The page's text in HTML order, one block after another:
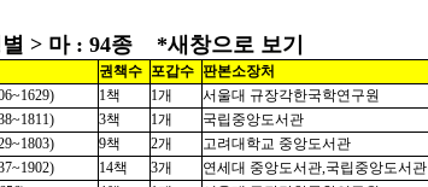
> 마 : 94종 *새창으로 보기
권책수 포갑수 판본소장처
1책 1개
서울대 규장각한국학연구원
3책 1개
국립중앙도서관
9책 2개
고려대학교 중앙도서관
14책 3개
연세대 중앙도서관,국립중앙도서관